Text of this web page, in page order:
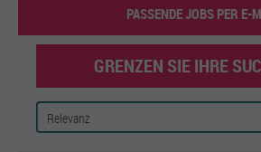
PASSENDE JOBS PER E-
GRENZEN SIE IHRE